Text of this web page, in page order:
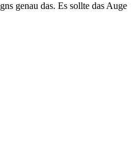
genau das. Es sollte das Auge